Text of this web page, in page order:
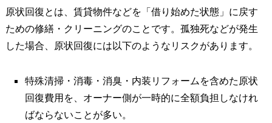
原状回復とは、賃貸物件などを「借り始めた状態」に戻す
ための修繕・クリーニングのことです。孤独死などが発生
した場合、原状回復には以下のようなリスクがあります。
特殊清掃・消毒・消臭・内装リフォームを含めた原状
回復費用を、オーナー側が一時的に全額負担しなけれ
ばならないことが多い。